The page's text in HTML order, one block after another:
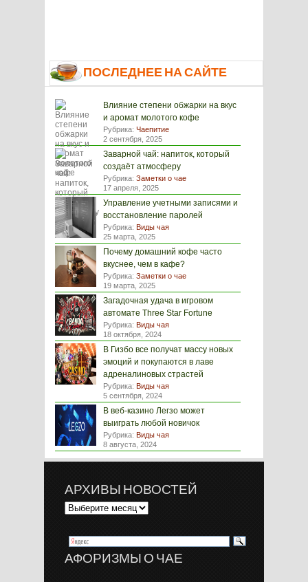
ПОСЛЕДНЕЕ НА САЙТЕ
Влияние степени обжарки на вкус
и аромат молотого кофе
Рубрика: Чаепитие
2 сентября, 2025
Заварной чай: напиток, который
создаёт атмосферу
Рубрика: Заметки о чае
17 апреля, 2025
Управление учетными записями и
восстановление паролей
Рубрика: Виды чая
25 марта, 2025
Почему домашний кофе часто
вкуснее, чем в кафе?
Рубрика: Заметки о чае
19 марта, 2025
Загадочная удача в игровом
автомате Three Star Fortune
Рубрика: Виды чая
18 октября, 2024
В Гизбо все получат массу новых
эмоций и покупаются в лаве
адреналиновых страстей
Рубрика: Виды чая
5 сентября, 2024
В веб-казино Легзо может
выиграть любой новичок
Рубрика: Виды чая
8 августа, 2024
АРХИВЫ НОВОСТЕЙ
АФОРИЗМЫ О ЧАЕ